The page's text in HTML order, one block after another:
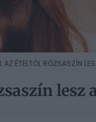
AZ ÉTELTŐL RÓZSASZÍN
lesz